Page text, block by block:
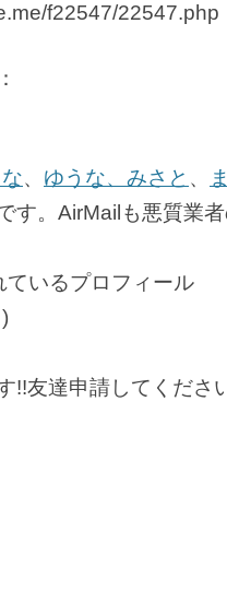
f22547/22547.php
、 ゆうな、みさと 、
す。AirMailも悪質業
ているプロフィール
!!友達申請してくださ